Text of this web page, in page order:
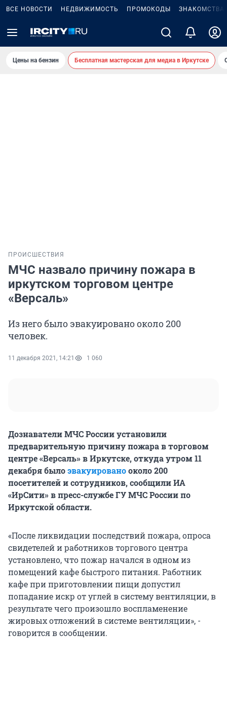
ВСЕ НОВОСТИ НЕДВИЖИМОСТЬ ПРОМОКОДЫ ЗНАКОМСТВА
Цены на бензин Бесплатная мастерская для медиа в Иркутске
ПРОИСШЕСТВИЯ
МЧС назвало причину пожара в
иркутском торговом центре
«Версаль»
Из него было эвакуировано около 200
человек.
11 декабря 2021, 14:21 1 060
Дознаватели МЧС России установили
предварительную причину пожара в торговом
центре «Версаль» в Иркутске, откуда утром 11
декабря былоэвакуированооколо 200
посетителей и сотрудников, сообщили ИА
«ИрСити» в пресс-службе ГУ МЧС России по
Иркутской области.
«После ликвидации последствий пожара, опроса
свидетелей и работников торгового центра
установлено, что пожар начался в одном из
помещений кафе быстрого питания. Работник
кафе при приготовлении пищи допустил
попадание искр от углей в систему вентиляции, в
результате чего произошло воспламенение
жировых отложений в системе вентиляции», -
говорится в сообщении.